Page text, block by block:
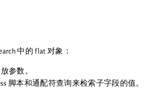
中的 flat 对象：
参数。
脚本和通配符查询来检索子字段的值。